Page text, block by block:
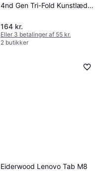
4nd Gen Tri-Fold Kunstlæder
164 kr.
Eller 3 betalinger af 55 kr.
2 butikker
Eiderwood Lenovo Tab M8